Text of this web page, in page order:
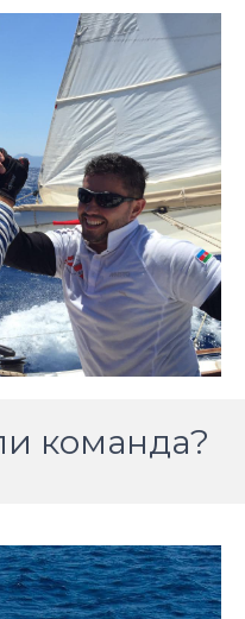
команда?